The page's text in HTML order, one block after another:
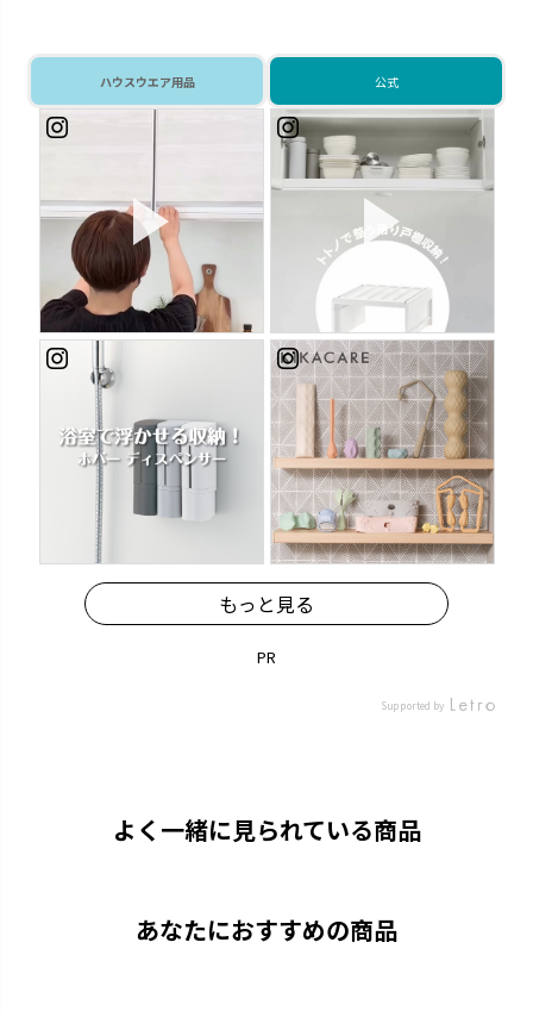
キカケア
疲れをやわらげてくれるセルフ
ケアアイテムです。
シェリー
進化するキッチンに合わせて使
いやすさを実現しました。
ハウスウエア用品 公式
もっと見る
PR
Supported by
よく一緒に見られている商品
あなたにおすすめの商品